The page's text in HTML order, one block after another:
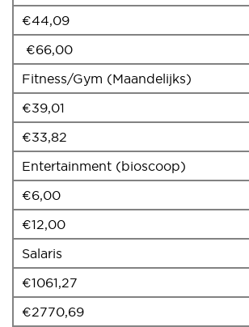
€44,09
€66,00
Fitness/Gym (Maandelijks)
€39,01
€33,82
Entertainment (bioscoop)
€6,00
€12,00
Salaris
€1061,27
€2770,69